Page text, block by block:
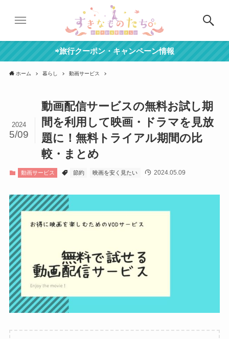
⇨旅行クーポン・キャンペーン情報
ホーム 暮らし 動画サービス
動画配信サービスの無料お試し期
間を利用して映画・ドラマを見放
題に！無料トライアル期間の比
較・まとめ
2024
5/09
動画サービス 節約 映画を安く見たい 2024.05.09